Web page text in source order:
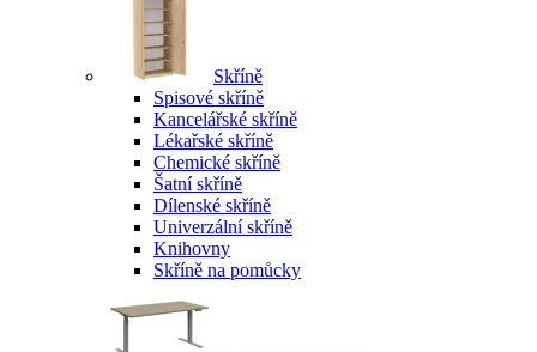
Skříně
Spisové skříně
Kancelářské skříně
Lékařské skříně
Chemické skříně
Šatní skříně
Dílenské skříně
Univerzální skříně
Knihovny
Skříně na pomůcky